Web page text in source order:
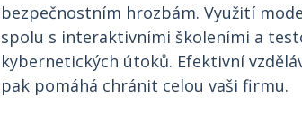
bezpečnostním hrozbám. Využití
spolu s interaktivními školeními a
kybernetických útoků. Efektivní
pak pomáhá chránit celou vaši firmu.